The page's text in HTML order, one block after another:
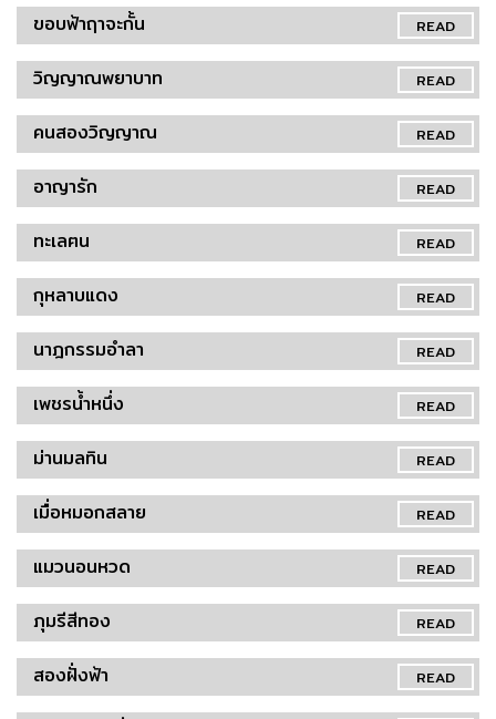
READ
ขอบฟ้าฤาจะกั้น
READ
วิญญาณพยาบาท
READ
คนสองวิญญาณ
READ
อาญารัก
READ
ทะเลฅน
READ
กุหลาบแดง
READ
นาฎกรรมอำลา
READ
เพชรน้ำหนึ่ง
READ
ม่านมลทิน
READ
เมื่อหมอกสลาย
READ
แมวนอนหวด
READ
ภุมรีสีทอง
READ
สองฝั่งฟ้า